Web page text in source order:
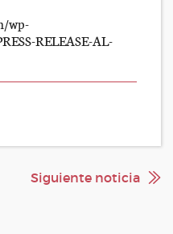
wp-
RELEASE-AL-
Siguiente noticia